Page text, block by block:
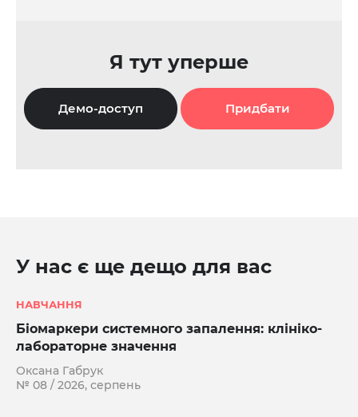
Я тут уперше
Демо-доступ Придбати
У нас є ще дещо для вас
НАВЧАННЯ
Біомаркери системного запалення: клініко-
лабораторне значення
Оксана Габрук
№ 08 / 2026, серпень